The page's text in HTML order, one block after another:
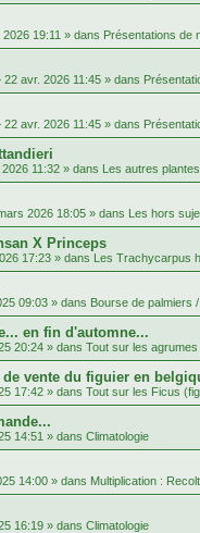
19:11 » dans Présentations de
22 avr. 2026 11:45 » dans
22 avr. 2026 11:45 » dans
11:32 » dans Les autres
2026 18:05 » dans Les hors
X Princeps
17:23 » dans Les Trachycarpus
09:03 » dans Bourse de palmiers
en fin d'automne...
20:24 » dans Tout sur les agrumes
de vente du figuier en
17:42 » dans Tout sur les Ficus
14:51 » dans Climatologie
14:00 » dans Multiplication :
16:19 » dans Climatologie